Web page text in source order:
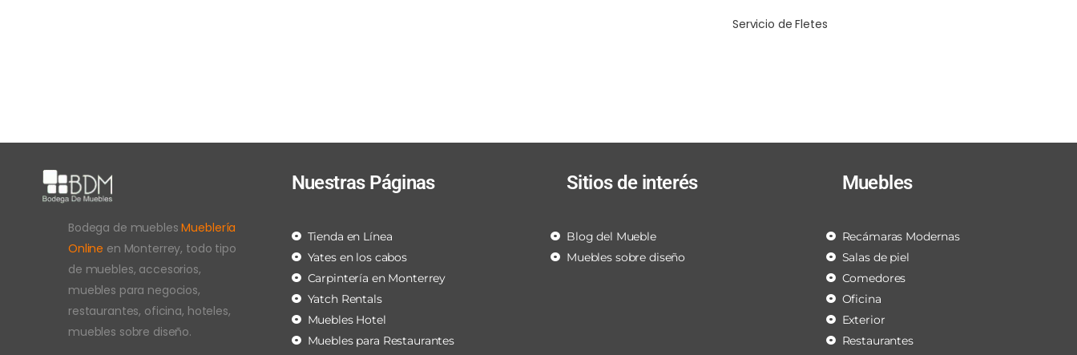
Servicio de Fletes
Bodega de mueblesMueblería
Online en Monterrey, todo tipo
de muebles, accesorios,
muebles para negocios,
restaurantes, oficina, hoteles,
muebles sobre diseño.
Nuestras Páginas
Tienda en Línea
Yates en los cabos
Carpintería en Monterrey
Yatch Rentals
Muebles Hotel
Muebles para Restaurantes
Sitios de interés
Blog del Mueble
Muebles sobre diseño
Muebles
Recámaras Modernas
Salas de piel
Comedores
Oficina
Exterior
Restaurantes